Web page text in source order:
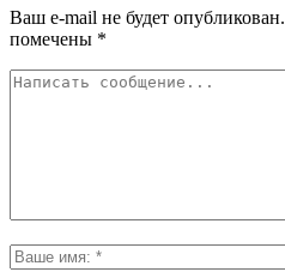
Ваш e-mail не будет опубликован.
помечены *